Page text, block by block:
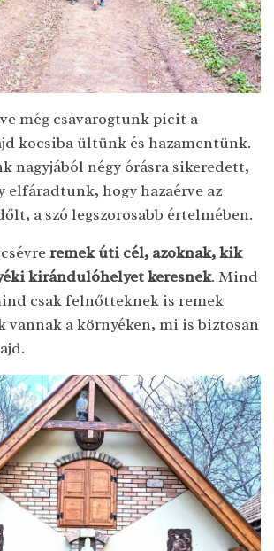
még csavarogtunk picit a
kocsiba ültünk és hazamentünk.
nagyjából négy órásra sikeredett,
elfáradtunk, hogy hazaérve az
a szó legszorosabb értelmében.
remek úti cél, azoknak, kik
kirándulóhelyet keresnek. Mind
csak felnőtteknek is remek
vannak a környéken, mi is biztosan